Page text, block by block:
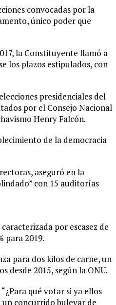
convocadas por la
único poder que
la Constituyente llamó a
los plazos estipulados, con
presidenciales del
por el Consejo Nacional
Henry Falcón.
de la democracia
aseguró en la
con 15 auditorías
por escasez de
para 2019.
para dos kilos de carne, un
desde 2015, según la ONU.
qué votar si ya ellos
un concurrido bulevar de